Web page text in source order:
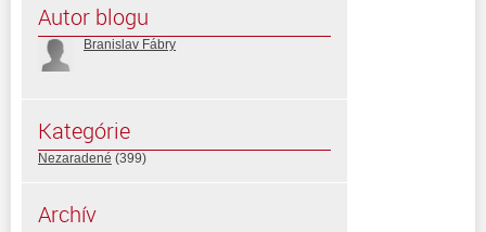
Autor blogu
Branislav Fábry
Kategórie
Nezaradené (399)
Archív